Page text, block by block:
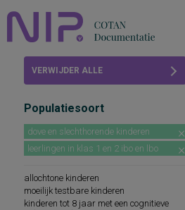
Abonneren
VERWIJDER ALLE
Populatiesoort
dove en slechthorende kinderen
leerlingen in klas 1 en 2 ibo en lbo
allochtone kinderen
moeilijk testbare kinderen
kinderen tot 8 jaar met een cognitieve